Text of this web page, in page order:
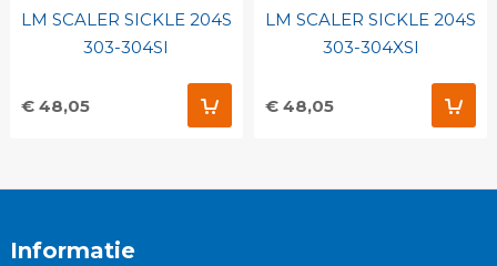
LM SCALER SICKLE 204S
303-304SI
€ 48,05
LM SCALER SICKLE 204S
303-304XSI
€ 48,05
Informatie